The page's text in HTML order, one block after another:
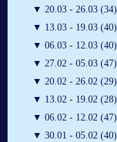
▼ 20.03 - 26.03 (34)
▼ 13.03 - 19.03 (40)
▼ 06.03 - 12.03 (40)
▼ 27.02 - 05.03 (47)
▼ 20.02 - 26.02 (29)
▼ 13.02 - 19.02 (28)
▼ 06.02 - 12.02 (47)
▼ 30.01 - 05.02 (40)